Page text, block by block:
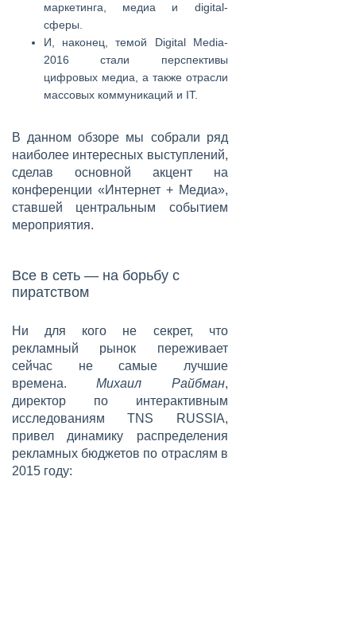
маркетинга, медиа и digital-
сферы.
И, наконец, темой Digital Media-
2016 стали перспективы
цифровых медиа, а также отрасли
массовых коммуникаций и IT.
В данном обзоре мы собрали ряд
наиболее интересных выступлений,
сделав основной акцент на
конференции «Интернет + Медиа»,
ставшей центральным событием
мероприятия.
Все в сеть — на борьбу с
пиратством
Ни для кого не секрет, что
рекламный рынок переживает
сейчас не самые лучшие
времена.Михаил Райбман,
директор по интерактивным
исследованиям TNS RUSSIA,
привел динамику распределения
рекламных бюджетов по отраслям в
2015 году: